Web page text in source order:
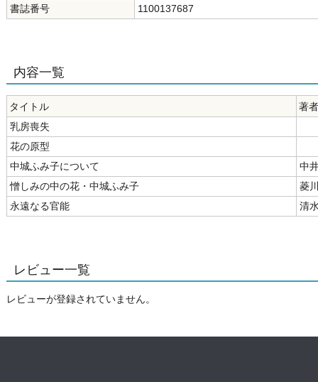
書誌番号
1100137687
内容一覧
タイトル
著
乳房喪失
花の原型
中城ふみ子について
中
憎しみの中の花・中城ふみ子
菱
永遠なる官能
清
レビュー一覧
レビューが登録されていません。